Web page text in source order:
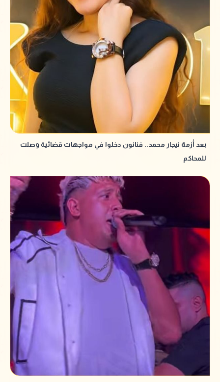
بعد أزمة نيجار محمد.. فنانون دخلوا في مواجهات قضائية وصلت
للمحاكم